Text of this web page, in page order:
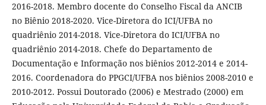
2016-2018. Membro docente do Conselho Fiscal da ANCIB
no Biênio 2018-2020. Vice-Diretora do ICI/UFBA no
quadriênio 2014-2018. Vice-Diretora do ICI/UFBA no
quadriênio 2014-2018. Chefe do Departamento de
Documentação e Informação nos biênios 2012-2014 e 2014-
2016. Coordenadora do PPGCI/UFBA nos biênios 2008-2010 e
2010-2012. Possui Doutorado (2006) e Mestrado (2000) em